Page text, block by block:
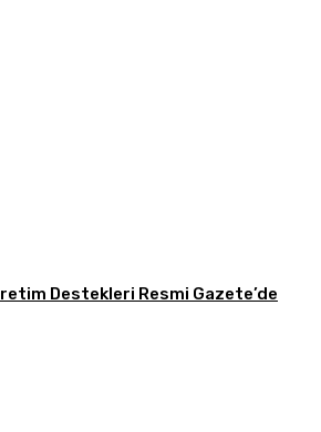
Destekleri Resmi Gazete’de